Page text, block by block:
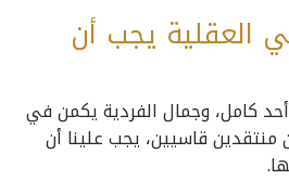
العقلية يجب أن
كامل، وجمال الفردية يكمن في
منتقدين قاسيين، يجب علينا أن